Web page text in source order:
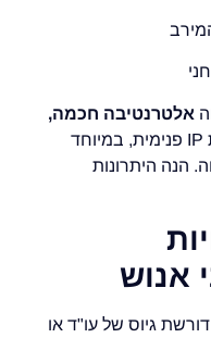
אלטרנטיבה חכמה,
להקמת מחלקת IP פנימית, במיוחד
הנה היתרונות
אנוש
גיוס של עו"ד או